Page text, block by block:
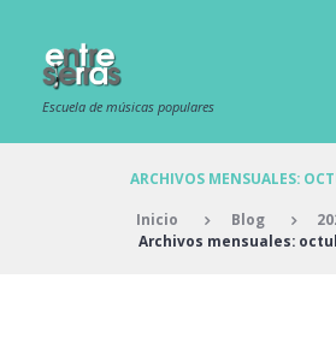
Escuela de músicas populares
ARCHIVOS MENSUALES:
Inicio Blog
Archivos mensuales: